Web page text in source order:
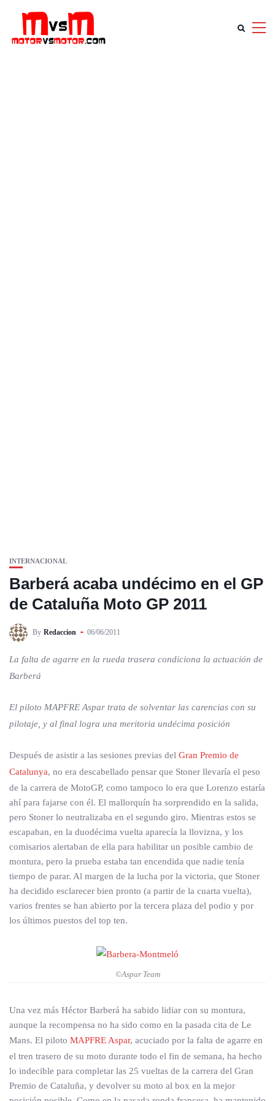
INTERNACIONAL
Barberá acaba undécimo en el GP
de Cataluña Moto GP 2011
By Redaccion 06/06/2011
La falta de agarre en la rueda trasera condiciona la actuación de
Barberá
El piloto MAPFRE Aspar trata de solventar las carencias con su
pilotaje, y al final logra una meritoria undécima posición
Después de asistir a las sesiones previas del Gran Premio de
Catalunya, no era descabellado pensar que Stoner llevaría el peso
de la carrera de MotoGP, como tampoco lo era que Lorenzo estaría
ahí para fajarse con él. El mallorquín ha sorprendido en la salida,
pero Stoner lo neutralizaba en el segundo giro. Mientras estos se
escapaban, en la duodécima vuelta aparecía la llovizna, y los
comisarios alertaban de ella para habilitar un posible cambio de
montura, pero la prueba estaba tan encendida que nadie tenía
tiempo de parar. Al margen de la lucha por la victoria, que Stoner
ha decidido esclarecer bien pronto (a partir de la cuarta vuelta),
varios frentes se han abierto por la tercera plaza del podio y por
los últimos puestos del top ten.
©Aspar Team
Una vez más Héctor Barberá ha sabido lidiar con su montura,
aunque la recompensa no ha sido como en la pasada cita de Le
Mans. El piloto MAPFRE Aspar, acuciado por la falta de agarre en
el tren trasero de su moto durante todo el fin de semana, ha hecho
lo indecible para completar las 25 vueltas de la carrera del Gran
Premio de Cataluña, y devolver su moto al box en la mejor